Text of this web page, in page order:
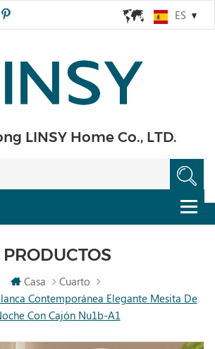
ES
LINSY Home Co., LTD.
PRODUCTOS
Casa
Cuarto
Contemporánea Elegante Mesita De
Con Cajón Nu1b-A1